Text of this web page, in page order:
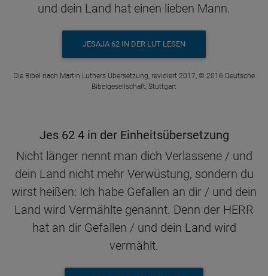
und dein Land hat einen lieben Mann.
JESAJA 62 IN DER LUT LESEN
Die Bibel nach Martin Luthers Übersetzung, revidiert 2017, © 2016 Deutsche
Bibelgesellschaft, Stuttgart
Jes 62 4 in der Einheitsübersetzung
Nicht länger nennt man dich Verlassene / und
dein Land nicht mehr Verwüstung, sondern du
wirst heißen: Ich habe Gefallen an dir / und dein
Land wird Vermählte genannt. Denn der HERR
hat an dir Gefallen / und dein Land wird
vermählt.